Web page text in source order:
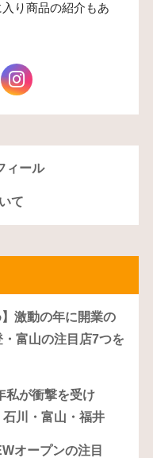
り商品の紹介もあ
ィール
て
激動の年に開業の
富山の注目店7つを
私が衝撃を受け
川・富山・福井
オープンの注目